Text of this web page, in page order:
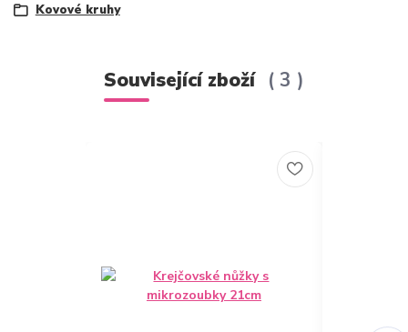
Kovové kruhy
Související zboží 3